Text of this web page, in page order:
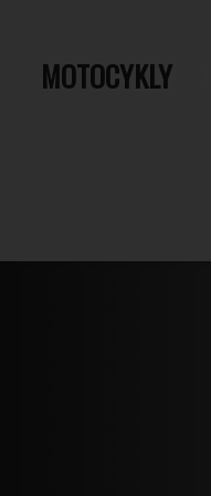
MOTOCYKLY